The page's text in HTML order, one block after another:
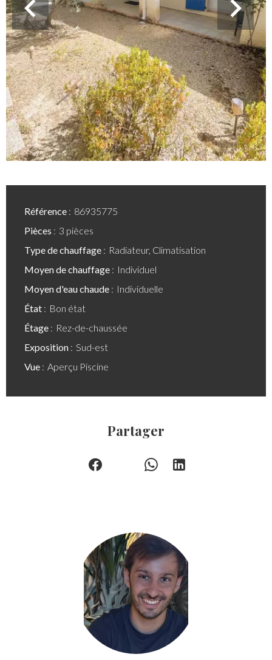
Référence
86935775
Pièces
3 pièces
Type de chauffage
Radiateur, Climatisation
Moyen de chauffage
Individuel
Moyen d'eau chaude
Individuelle
État
Bon état
Étage
Rez-de-chaussée
Exposition
Sud-est
Vue
Aperçu Piscine
Partager